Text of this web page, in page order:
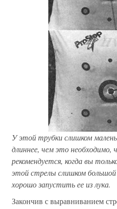
У этой трубки слишком
длиннее, чем это необходимо,
рекомендуется, когда вы
этой стрелы слишком
хорошо запустить ее из лука.
Закончив с выравниванием